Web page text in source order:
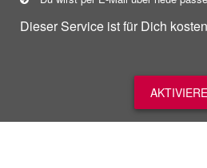
Dieser Service ist für Dich